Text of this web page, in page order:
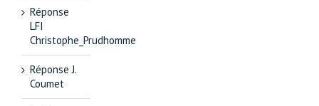
Réponse
LFI
Christophe_Prudhomme
Réponse J.
Coumet